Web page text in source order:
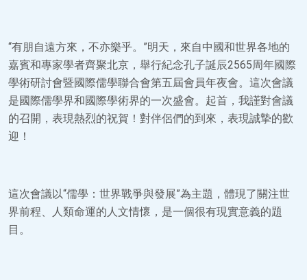
“有朋自遠方來，不亦樂乎。”明天，來自中國和世界各地的
嘉賓和專家學者齊聚北京，舉行紀念孔子誕辰2565周年國際
學術研討會暨國際儒學聯合會第五屆會員年夜會。這次會議
是國際儒學界和國際學術界的一次盛會。起首，我謹對會議
的召開，表現熱烈的祝賀！對伴侶們的到來，表現誠摯的歡
迎！
這次會議以“儒學：世界戰爭與發展”為主題，體現了關注世
界前程、人類命運的人文情懷，是一個很有現實意義的題
目。